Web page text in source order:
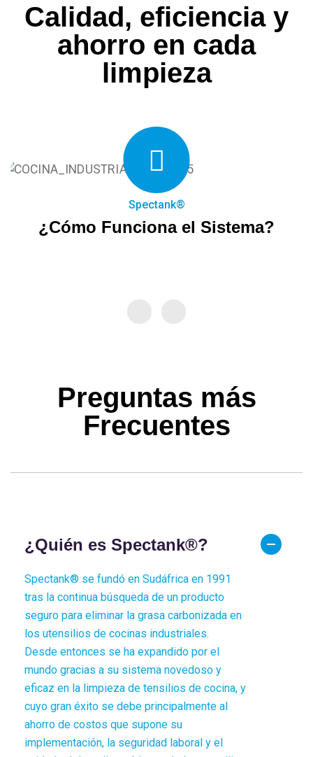
Calidad, eficiencia y
ahorro en cada
limpieza
Spectank®
¿Cómo Funciona el Sistema?
Preguntas más
Frecuentes
¿Quién es Spectank®?
Spectank® se fundó en Sudáfrica en 1991
tras la continua búsqueda de un producto
seguro para eliminar la grasa carbonizada en
los utensilios de cocinas industriales.
Desde entonces se ha expandido por el
mundo gracias a su sistema novedoso y
eficaz en la limpieza de tensilios de cocina, y
cuyo gran éxito se debe principalmente al
ahorro de costos que supone su
implementación, la seguridad laboral y el